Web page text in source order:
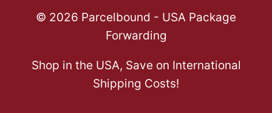
© 2026 Parcelbound - USA Package
Forwarding
Shop in the USA, Save on International
Shipping Costs!